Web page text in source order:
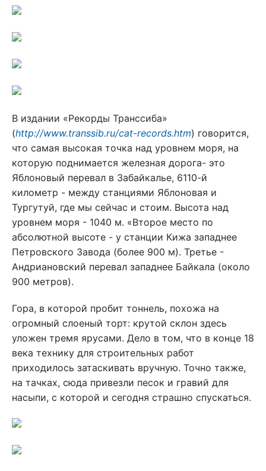
В издании «Рекорды Транссиба»
(http://www.transsib.ru/cat-records.htm) говорится,
что самая высокая точка над уровнем моря, на
которую поднимается железная дорога- это
Яблоновый перевал в Забайкалье, 6110-й
километр - между станциями Яблоновая и
Тургутуй, где мы сейчас и стоим. Высота над
уровнем моря - 1040 м. «Второе место по
абсолютной высоте - у станции Кижа западнее
Петровского Завода (более 900 м). Третье -
Андриановский перевал западнее Байкала (около
900 метров).
Гора, в которой пробит тоннель, похожа на
огромный слоеный торт: крутой склон здесь
уложен тремя ярусами. Дело в том, что в конце 18
века технику для строительных работ
приходилось затаскивать вручную. Точно также,
на тачках, сюда привезли песок и гравий для
насыпи, с которой и сегодня страшно спускаться.